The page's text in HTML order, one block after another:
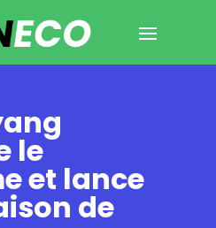
le
et lance
de